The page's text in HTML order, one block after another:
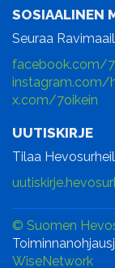
SOSIAALINEN
Seuraa
facebook.com/
instagram.com/
x.com/7oikein
UUTISKIRJE
Tilaa
© Suomen
WiseNetwork